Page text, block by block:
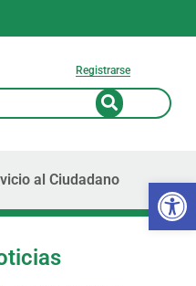
Registrarse
al Ciudadano